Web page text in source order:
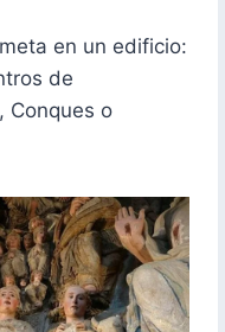
en un edificio:
de
Conques o